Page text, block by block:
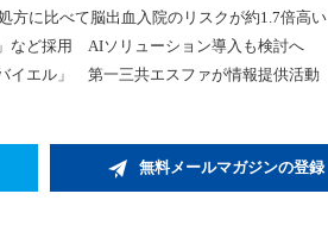
に比べて脳出血入院のリスクが約1.7倍高い
など採用 AIソリューション導入も検討へ
イエル」 第一三共エスファが情報提供活動
無料メールマガジンの登録